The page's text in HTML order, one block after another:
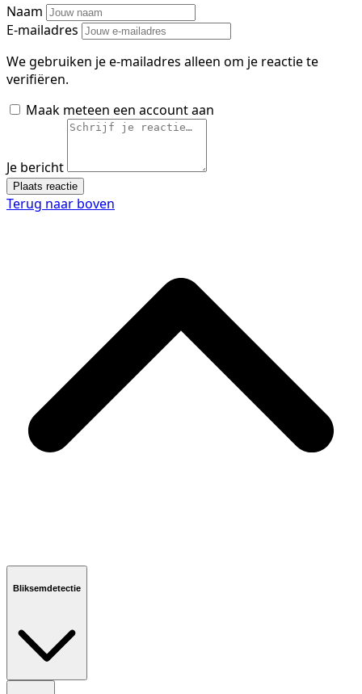
Naam
E-mailadres
We gebruiken je e-mailadres alleen om je reactie te
verifiëren.
Maak meteen een account aan
Je bericht
Plaats reactie
Terug naar boven
Bliksemdetectie